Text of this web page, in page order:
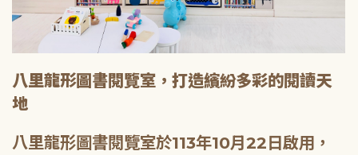
八里龍形圖書閱覽室，打造繽紛多彩的閱讀天
地
八里龍形圖書閱覽室於113年10月22日啟用，